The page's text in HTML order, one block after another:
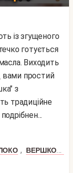
готується
Виходить
вами простий
з
традиційне
,
ВЕРШКОВЕ МАСЛО